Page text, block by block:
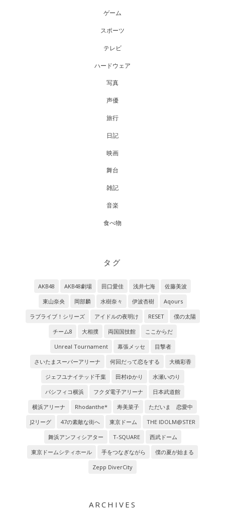
ゲーム
スポーツ
テレビ
ハードウェア
写真
声優
旅行
日記
映画
舞台
雑記
音楽
食べ物
タグ
AKB48 AKB48劇場 田口愛佳 浅井七海
佐藤美波
東山奈央
岡部麟 水樹奈々 伊波杏樹
Aqours
ラブライブ！シリーズ
アイドルの夜明け RESET
僕の太陽
チーム8
大相撲 両国国技館
ここからだ
Unreal Tournament
幕張メッセ
目撃者
さいたまスーパーアリーナ
何回だって恋をする
大橋彩香
ジェフユナイテッド千葉
田村ゆかり
水瀬いのり
パシフィコ横浜
フクダ電子アリーナ
日本武道館
横浜アリーナ
Rhodanthe* 寿美菜子
ただいま 恋愛中
J2リーグ
47の素敵な街へ 東京ドーム
THE IDOLM@STER
舞浜アンフィシアター
T-SQUARE
西武ドーム
東京ドームシティホール
手をつなぎながら
僕の夏が始まる
Zepp DiverCity
ARCHIVES